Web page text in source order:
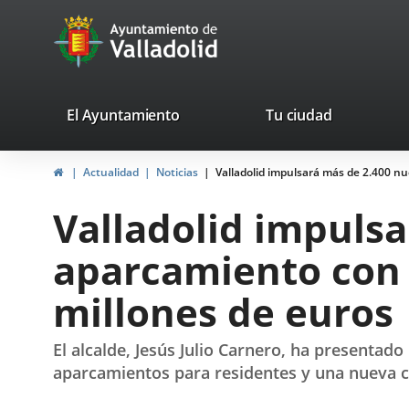
Portal
Web
Ayuntamiento
de
valladolid.es
El Ayuntamiento Tu ciudad
InicioActualidad Noticias Valladolid impulsará más de 2.400
Valladolid
aparcamiento
millones de euros
El alcalde, Jesús Julio Carnero, ha
aparcamientos para residentes y una nueva